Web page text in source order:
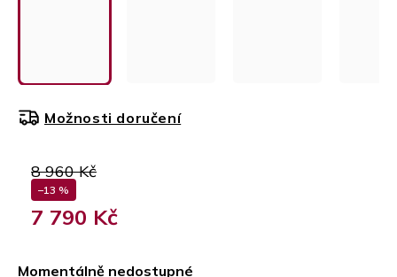
8 960 Kč
–13 %
7 790 Kč
Momentálně nedostupné
Možnosti doručení